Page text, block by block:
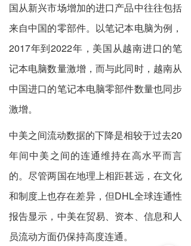
国从新兴市场增加的进口产品中往往包括
来自中国的零部件。以笔记本电脑为例，
2017年到2022年，美国从越南进口的笔
记本电脑数量激增，而与此同时，越南从
中国进口的笔记本电脑零部件数量也同步
激增。
中美之间流动数据的下降是相较于过去20
年间中美之间的连通维持在高水平而言
的。尽管两国在地理上相距甚远，在文化
和制度上也存在差异，但DHL全球连通性
报告显示，中美在贸易、资本、信息和人
员流动方面仍保持高度连通。